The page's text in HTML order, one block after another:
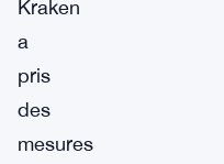
Kraken
a
pris
des
mesures